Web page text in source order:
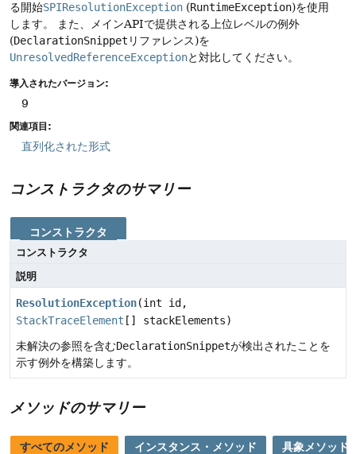
る開始SPIResolutionException (RuntimeException)を使用
します。
また、メインAPIで提供される上位レベルの例外
(DeclarationSnippet リファレンス)を
UnresolvedReferenceExceptionと対比してください。
導入されたバージョン:
9
関連項目:
直列化された形式
コンストラクタのサマリー
コンストラクタ
コンストラクタ
説明
ResolutionException(int id,
StackTraceElement [] stackElements)
未解決の参照を含むDeclarationSnippetが検出されたことを
示す例外を構築します。
メソッドのサマリー
すべてのメソッド インスタンス・メソッド 具象メソッド